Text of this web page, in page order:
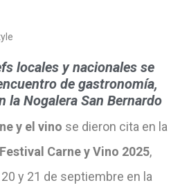
locales y nacionales se
de gastronomía,
la Nogalera San Bernardo
y el vino se dieron cita en la
Festival Carne y Vino 2025,
y 21 de septiembre en la